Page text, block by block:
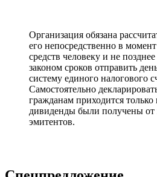
Организация обязана
его непосредственно в
средств человеку и не
законом сроков отправить
систему единого налогового
Самостоятельно
гражданам приходится только
дивиденды были получены
эмитентов.